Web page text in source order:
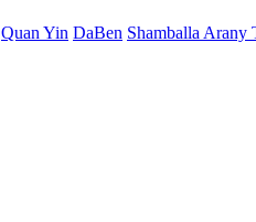
Quan Yin DaBen Shamballa Arany